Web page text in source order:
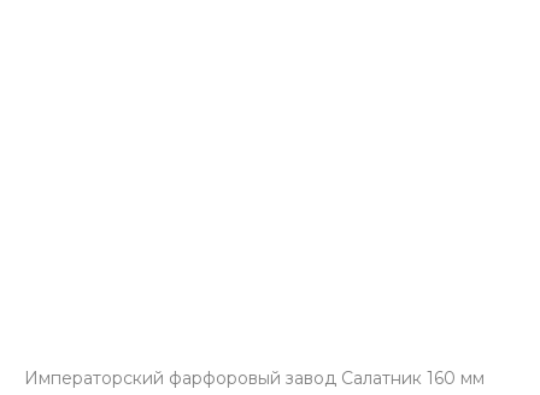
Императорский фарфоровый завод Салатник 160 мм